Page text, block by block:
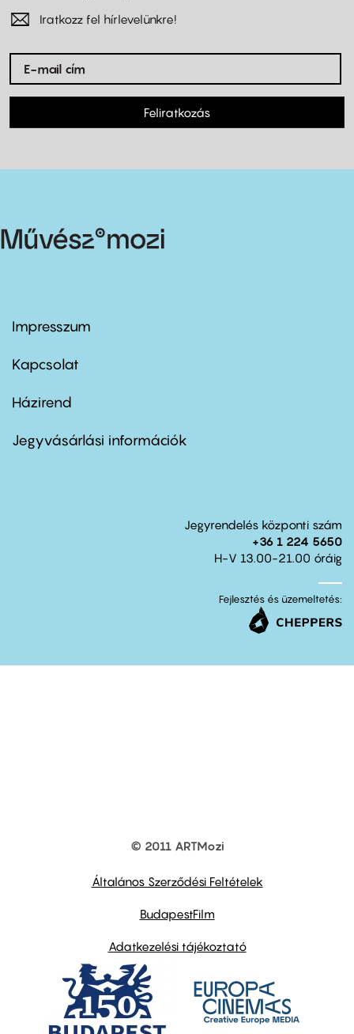
Iratkozz fel hírlevelünkre!
Feliratkozás
Footer
first
Impresszum
Kapcsolat
Footer
second
Házirend
Jegyvásárlási információk
Jegyrendelés központi szám
+36 1 224 5650
H-V 13.00-21.00 óráig
Fejlesztés és üzemeltetés:
© 2011 ARTMozi
Általános Szerződési Feltételek
BudapestFilm
Adatkezelési tájékoztató